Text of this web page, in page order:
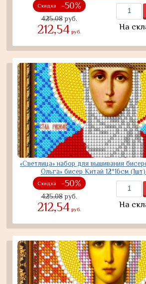
Скидка -50%
425,08руб.
212,54 руб. На
«Светлица» набор для вышивания
Ольга» бисер Китай 12*16см
Скидка -50%
425,08руб.
212,54 руб. На